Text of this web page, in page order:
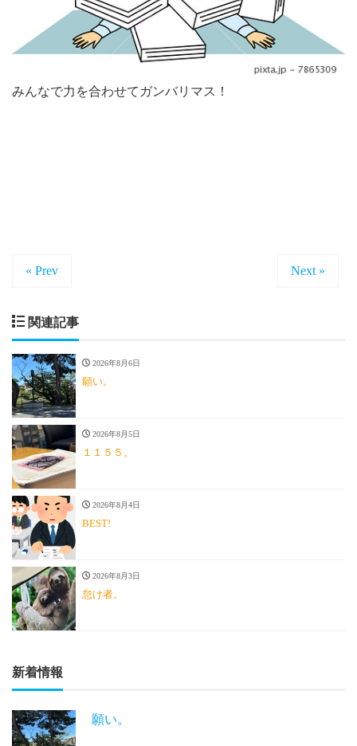
みんなで力を合わせてガンバリマス！
« Prev Next »
関連記事
2026年8月6日
願い。
2026年8月5日
１１５５。
2026年8月4日
BEST!
2026年8月3日
怠け者。
新着情報
願い。